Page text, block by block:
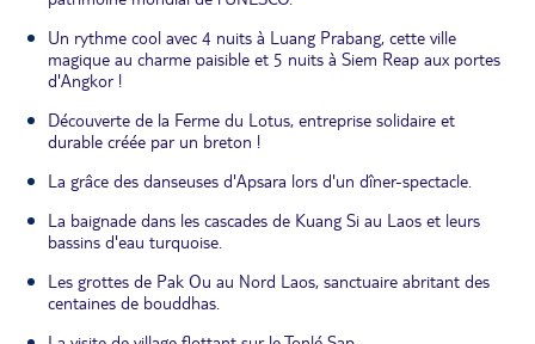
Un rythme cool avec 4 nuits à Luang Prabang, cette ville
magique au charme paisible et 5 nuits à Siem Reap aux portes
d'Angkor !
Découverte de la Ferme du Lotus, entreprise solidaire et
durable créée par un breton !
La grâce des danseuses d'Apsara lors d'un dîner-spectacle.
La baignade dans les cascades de Kuang Si au Laos et leurs
bassins d'eau turquoise.
Les grottes de Pak Ou au Nord Laos, sanctuaire abritant des
centaines de bouddhas.